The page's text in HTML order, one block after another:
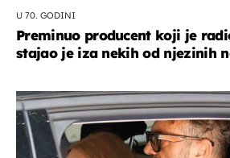
U 70. GODINI
Preminuo producent koji je
stajao je iza nekih od njezinih